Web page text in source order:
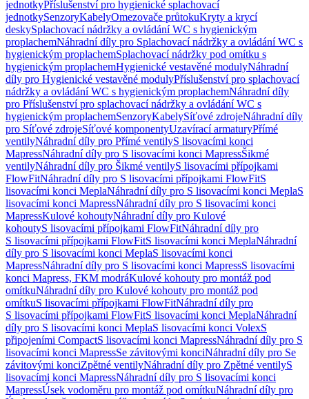
jednotkyPříslušenství pro hygienické splachovací
jednotkySenzoryKabelyOmezovače průtokuKryty a krycí
deskySplachovací nádržky a ovládání WC s hygienickým
proplachemNáhradní díly pro Splachovací nádržky a ovládání WC s
hygienickým proplachemSplachovací nádržky pod omítku s
hygienickým proplachemHygienické vestavěné modulyNáhradní
díly pro Hygienické vestavěné modulyPříslušenství pro splachovací
nádržky a ovládání WC s hygienickým proplachemNáhradní díly
pro Příslušenství pro splachovací nádržky a ovládání WC s
hygienickým proplachemSenzoryKabelySíťové zdrojeNáhradní díly
pro Síťové zdrojeSíťové komponentyUzavírací armaturyPřímé
ventilyNáhradní díly pro Přímé ventilyS lisovacími konci
MapressNáhradní díly pro S lisovacími konci MapressŠikmé
ventilyNáhradní díly pro Šikmé ventilyS lisovacími přípojkami
FlowFitNáhradní díly pro S lisovacími přípojkami FlowFitS
lisovacími konci MeplaNáhradní díly pro S lisovacími konci MeplaS
lisovacími konci MapressNáhradní díly pro S lisovacími konci
MapressKulové kohoutyNáhradní díly pro Kulové
kohoutyS lisovacími přípojkami FlowFitNáhradní díly pro
S lisovacími přípojkami FlowFitS lisovacími konci MeplaNáhradní
díly pro S lisovacími konci MeplaS lisovacími konci
MapressNáhradní díly pro S lisovacími konci MapressS lisovacími
konci Mapress, FKM modráKulové kohouty pro montáž pod
omítkuNáhradní díly pro Kulové kohouty pro montáž pod
omítkuS lisovacími přípojkami FlowFitNáhradní díly pro
S lisovacími přípojkami FlowFitS lisovacími konci MeplaNáhradní
díly pro S lisovacími konci MeplaS lisovacími konci VolexS
připojeními CompactS lisovacími konci MapressNáhradní díly pro S
lisovacími konci MapressSe závitovými konciNáhradní díly pro Se
závitovými konciZpětné ventilyNáhradní díly pro Zpětné ventilyS
lisovacími konci MapressNáhradní díly pro S lisovacími konci
MapressÚsek vodoměru pro montáž pod omítkuNáhradní díly pro